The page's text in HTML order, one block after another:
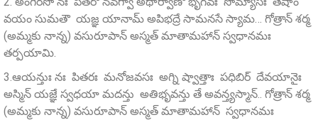
వయం సుమతౌ యజ్ఞ యానామ్‌ అపిభద్రే సామనసే స్యామ… గోత్రాన్ శర్మ
(అమ్మకు నాన్న) వసురూపాన్‌ అస్మత్ మాతామహాన్ స్వధానమః
తర్పయామి.
3.ఆయన్తుః నః పితరః మనోజవసః అగ్ని ష్వాత్తాః పధిబిర్ దేవయానైః
అస్మిన్‌ యజ్ఞే స్వధయా మదన్తు అతిభృవన్తు తే అవన్త్యస్మాన్‌.. గోత్రాన్ శర్మ
(అమ్మకు నాన్న) వసురూపాన్‌ అస్మత్ మాతామహాన్ స్వధానమః